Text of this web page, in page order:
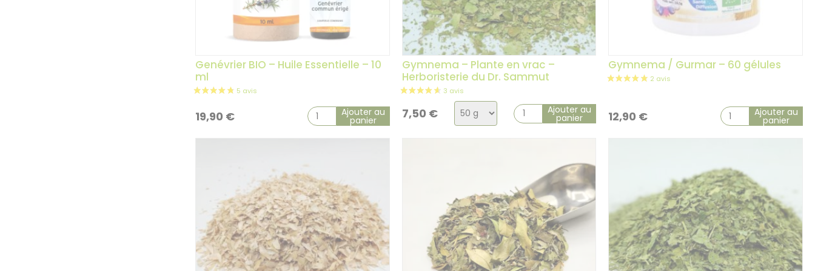
Genévrier BIO – Huile Essentielle – 10
ml
19,90 € Ajouter au
panier
Gymnema – Plante en vrac –
Herboristerie du Dr. Sammut
7,50 €
Choix
de
Ajouter au
panier
Gymnema / Gurmar – 60 gélules
12,90 € Ajouter au
panier